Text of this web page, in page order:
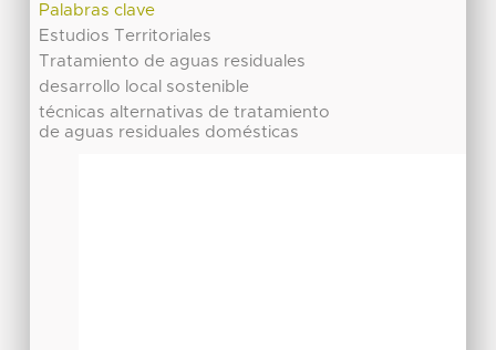
Palabras clave
Estudios Territoriales
Tratamiento de aguas residuales
desarrollo local sostenible
técnicas alternativas de tratamiento
de aguas residuales domésticas